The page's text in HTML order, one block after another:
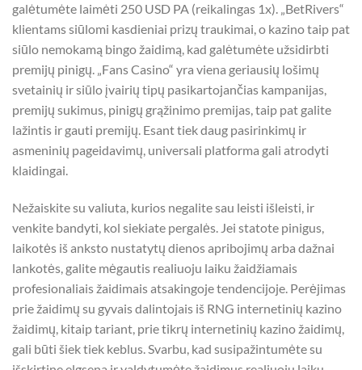
galėtumėte laimėti 250 USD PA (reikalingas 1x). „BetRivers“
klientams siūlomi kasdieniai prizų traukimai, o kazino taip pat
siūlo nemokamą bingo žaidimą, kad galėtumėte užsidirbti
premijų pinigų. „Fans Casino“ yra viena geriausių lošimų
svetainių ir siūlo įvairių tipų pasikartojančias kampanijas,
premijų sukimus, pinigų grąžinimo premijas, taip pat galite
lažintis ir gauti premijų. Esant tiek daug pasirinkimų ir
asmeninių pageidavimų, universali platforma gali atrodyti
klaidingai.
Nežaiskite su valiuta, kurios negalite sau leisti išleisti, ir
venkite bandyti, kol siekiate pergalės. Jei statote pinigus,
laikotės iš anksto nustatytų dienos apribojimų arba dažnai
lankotės, galite mėgautis realiuoju laiku žaidžiamais
profesionaliais žaidimais atsakingoje tendencijoje. Perėjimas
prie žaidimų su gyvais dalintojais iš RNG internetinių kazino
žaidimų, kitaip tariant, prie tikrų internetinių kazino žaidimų,
gali būti šiek tiek keblus. Svarbu, kad susipažintumėte su